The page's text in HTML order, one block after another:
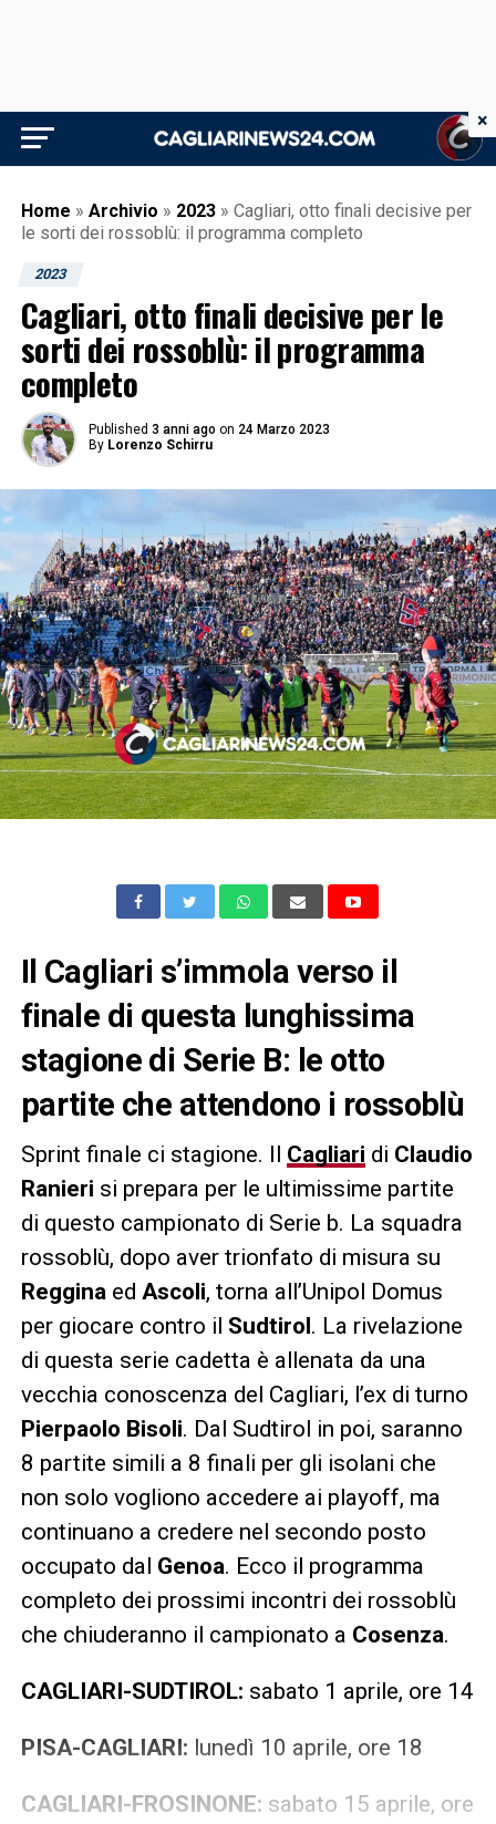
Home » Archivio » 2023 » Cagliari, otto finali decisive per
le sorti dei rossoblù: il programma completo
2023
Cagliari, otto finali decisive per le
sorti dei rossoblù: il programma
completo
Published 3 anni ago on 24 Marzo 2023
By Lorenzo Schirru
Il Cagliari s’immola verso il
finale di questa lunghissima
stagione di Serie B: le otto
partite che attendono i rossoblù
Sprint finale ci stagione. Il Cagliari di Claudio
Ranieri si prepara per le ultimissime partite
di questo campionato di Serie b. La squadra
rossoblù, dopo aver trionfato di misura su
Regginaed Ascoli, torna all’Unipol Domus
per giocare contro il Sudtirol. La rivelazione
di questa serie cadetta è allenata da una
vecchia conoscenza del Cagliari, l’ex di turno
Pierpaolo Bisoli. Dal Sudtirol in poi, saranno
8 partite simili a 8 finali per gli isolani che
non solo vogliono accedere ai playoff, ma
continuano a credere nel secondo posto
occupato dal Genoa. Ecco il programma
completo dei prossimi incontri dei rossoblù
che chiuderanno il campionato a Cosenza.
CAGLIARI-SUDTIROL: sabato 1 aprile, ore 14
PISA-CAGLIARI: lunedì 10 aprile, ore 18
CAGLIARI-FROSINONE: sabato 15 aprile, ore
×